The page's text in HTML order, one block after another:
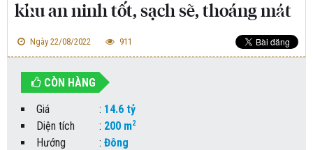
khu an ninh tốt, sạch sẽ, thoáng mát
Ngày 22/08/2022 911
CÒN HÀNG
Giá
: 14.6 tỷ
Diện tích
: 200 m2
Hướng : Đông